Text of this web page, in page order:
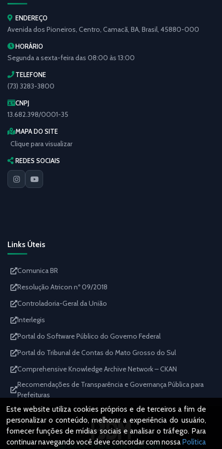
ENDEREÇO
Avenida dos Pioneiros, Centro, Camacã, BA, Brasil, 45880-000
HORÁRIO
Segunda a sexta-feira das 08:00 às 13:00
TELEFONE
(73) 3283-3800
CNPJ
13.682.398/0001-35
MAPA DO SITE
Clique para visualizar
REDES SOCIAIS
Links Úteis
Comunica BR
Resolução Atricon nº 09/2018
Controladoria-Geral da União
Interlegis
Portal do Software Público do Governo Federal
Portal do Tribunal de Contas do Mato Grosso do Sul
Comprehensive Knowledge Archive Network – CKAN
Recomendações de Transparência e Governança Pública para
Prefeituras
IBDM - Plataforma GEDDOEM
Este website utiliza cookies próprios e de terceiros a fim de
personalizar o conteúdo, melhorar a experiência do usuário,
fornecer funções de mídias sociais e analisar o tráfego. Para
continuar navegando você deve concordar com nossaPolítica